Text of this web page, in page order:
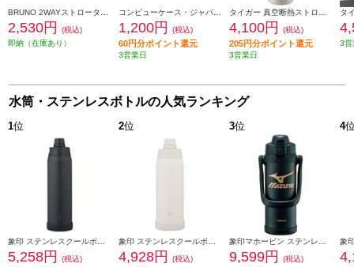
2,530円
(税込)
即納（在庫あり）
1,200円 (税込)
60円分ポイント還元
3営業日
4,100円 (税込)
205円分ポイント還元
3営業日
3営
水筒・ステンレスボトルの人気ランキング
1位
5,258円
(税込)
2位
4,928円
(税込)
3位
9,599円
(税込)
4